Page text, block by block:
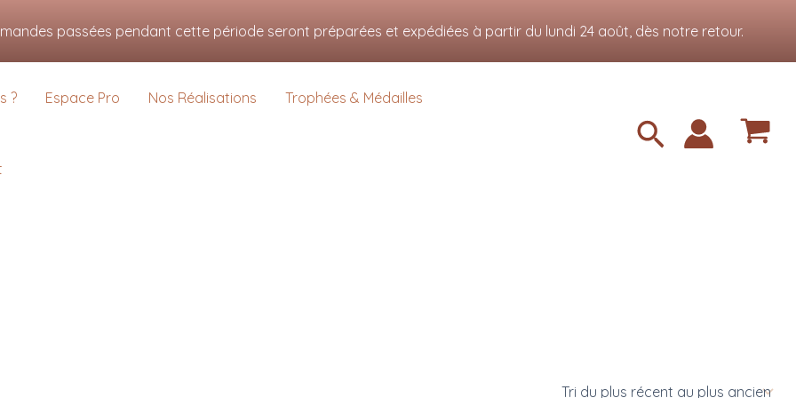
passées pendant cette période seront préparées et expédiées à partir du lundi 24 août, dès notre retour.
? Espace Pro Nos Réalisations Trophées & Médailles
sur les cookies que nous utilisons ou les désactiver danssettings. Accepter